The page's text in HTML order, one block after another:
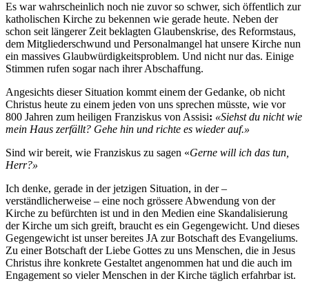
Es war wahrscheinlich noch nie zuvor so schwer, sich öffentlich zur
katholischen Kirche zu bekennen wie gerade heute. Neben der
schon seit längerer Zeit beklagten Glaubenskrise, des Reformstaus,
dem Mitgliederschwund und Personalmangel hat unsere Kirche nun
ein massives Glaubwürdigkeitsproblem. Und nicht nur das. Einige
Stimmen rufen sogar nach ihrer Abschaffung.
Angesichts dieser Situation kommt einem der Gedanke, ob nicht
Christus heute zu einem jeden von uns sprechen müsste, wie vor
800 Jahren zum heiligen Franziskus von Assisi: «Siehst du nicht wie
mein Haus zerfällt? Gehe hin und richte es wieder auf.»
Sind wir bereit, wie Franziskus zu sagen «Gerne will ich das tun,
Herr?»
Ich denke, gerade in der jetzigen Situation, in der –
verständlicherweise – eine noch grössere Abwendung von der
Kirche zu befürchten ist und in den Medien eine Skandalisierung
der Kirche um sich greift, braucht es ein Gegengewicht. Und dieses
Gegengewicht ist unser bereites JA zur Botschaft des Evangeliums.
Zu einer Botschaft der Liebe Gottes zu uns Menschen, die in Jesus
Christus ihre konkrete Gestaltet angenommen hat und die auch im
Engagement so vieler Menschen in der Kirche täglich erfahrbar ist.